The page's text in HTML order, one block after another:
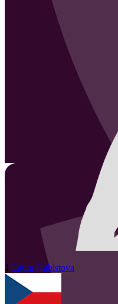
1 Laura Kubistova